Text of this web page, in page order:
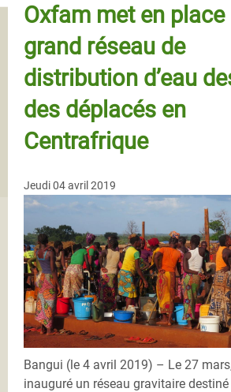
Oxfam met en
grand réseau de
distribution d’eau
des déplacés en
Centrafrique
Jeudi 04 avril 2019
Bangui (le 4 avril 2019) – Le 27
inauguré un réseau gravitaire